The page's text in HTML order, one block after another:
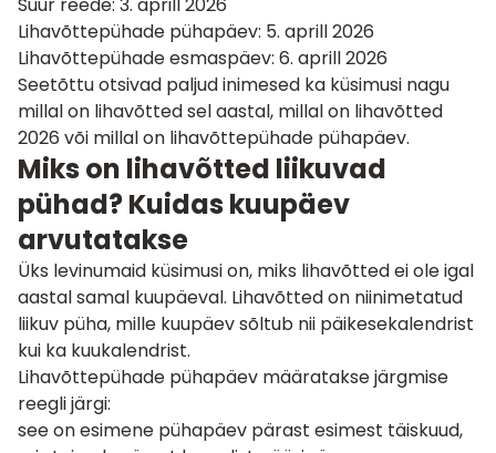
Suur reede: 3. aprill 2026
Lihavõttepühade pühapäev: 5. aprill 2026
Lihavõttepühade esmaspäev: 6. aprill 2026
Seetõttu otsivad paljud inimesed ka küsimusi nagu
millal on lihavõtted sel aastal, millal on lihavõtted
2026 või millal on lihavõttepühade pühapäev.
Miks on lihavõtted liikuvad
pühad? Kuidas kuupäev
arvutatakse
Üks levinumaid küsimusi on, miks lihavõtted ei ole igal
aastal samal kuupäeval. Lihavõtted on niinimetatud
liikuv püha, mille kuupäev sõltub nii päikesekalendrist
kui ka kuukalendrist.
Lihavõttepühade pühapäev määratakse järgmise
reegli järgi:
see on esimene pühapäev pärast esimest täiskuud,